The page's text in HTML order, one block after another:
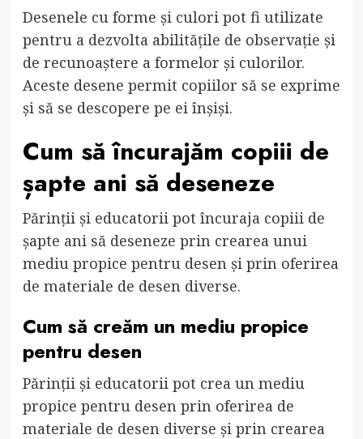
Desenele cu forme și culori pot fi utilizate
pentru a dezvolta abilitățile de observație și
de recunoaștere a formelor și culorilor.
Aceste desene permit copiilor să se exprime
și să se descopere pe ei înșiși.
Cum să încurajăm copiii de
șapte ani să deseneze
Părinții și educatorii pot încuraja copiii de
șapte ani să deseneze prin crearea unui
mediu propice pentru desen și prin oferirea
de materiale de desen diverse.
Cum să creăm un mediu propice
pentru desen
Părinții și educatorii pot crea un mediu
propice pentru desen prin oferirea de
materiale de desen diverse și prin crearea